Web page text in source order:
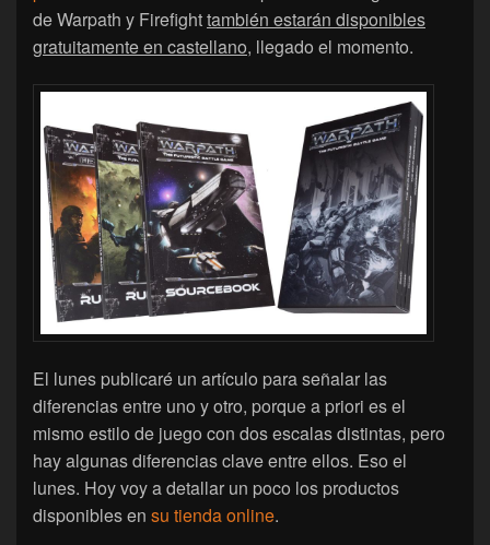
de Warpath y Firefighttambién estarán disponibles
gratuitamente en castellano, llegado el momento.
El lunes publicaré un artículo para señalar las
diferencias entre uno y otro, porque a priori es el
mismo estilo de juego con dos escalas distintas, pero
hay algunas diferencias clave entre ellos. Eso el
lunes. Hoy voy a detallar un poco los productos
disponibles en su tienda online.